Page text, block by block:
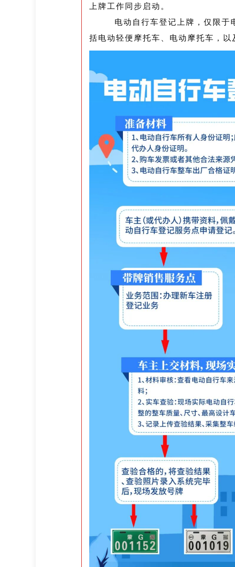
上牌工作同步启动。
电动自行车登记上牌，仅限于电
括电动轻便摩托车、电动摩托车，以